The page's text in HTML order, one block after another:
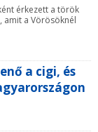
érkezett a török
a Vörösöknél
a cigi, és